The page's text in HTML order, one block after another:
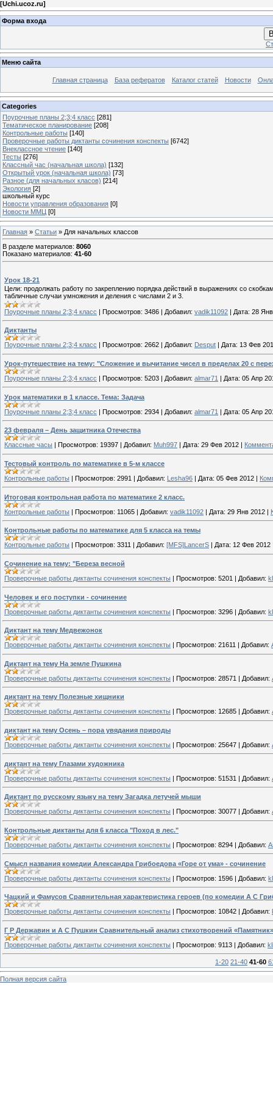
[Uchi.ucoz.ru]
Форма входа
Меню сайта
Главная страница База рефератов Каталог статей Новости
Categories
Поурочные планы 2;3;4 класс [281]
Тематическое планирование [208]
Контрольные работы [140]
Проверочные работы диктанты сочинения конспекты [6742]
Внеклассное чтение [140]
Тесты [276]
Классный час (начальная школа) [132]
Открытый урок (начальная школа) [73]
Разное (для начальных класов) [214]
Экология [2]
школьный курс
Новости управления образования [0]
Новости ММЦ [0]
Главная » Статьи » Для начальных классов
В разделе материалов: 8060
Показано материалов: 41-60
Урок 18-21
Цели: продолжать работу по закреплению порядка действий в выражениях со
табличные случаи умножения и деления с числами 2 и 3.
Поурочные планы 2;3;4 класс | Просмотров: 3486 | Добавил: vadik11092 | Дата: 28
Диктанты
Поурочные планы 2;3;4 класс
Просмотров: 2662 Добавил: Desput Дата: 13 Фев
Урок-путешествие на тему: "Сложение и вычитание чисел в пределах 20 с
Поурочные планы 2;3;4 класс | Просмотров: 5203 | Добавил: almar71 | Дата: 05 Апр
Урок математики в 1 классе. Тема: Задача
Поурочные планы 2;3;4 класс | Просмотров: 2934 | Добавил: almar71 | Дата: 05 Апр
23 февраля – День защитника Отечества
Классные часы
Просмотров: 19397 Добавил: Muh997 Дата: 29 Фев 2012
Тестовый контроль по математике в 5-м классе
Контрольные работы | Просмотров: 2991 | Добавил: Lesha96 | Дата: 05 Фев 2012 |
Итоговая контрольная работа по математике 2 класс.
Контрольные работы | Просмотров: 11065 | Добавил: vadik11092 | Дата: 29 Янв 2012 |
Контрольные работы по математике для 5 класса на темы
Контрольные работы
Просмотров: 3311 Добавил: [MFS]LancerS Дата: 12 Фев 2012
Сочинение на тему: "Береза весной
Проверочные работы диктанты сочинения конспекты | Просмотров: 5201 | Добавил:
Человек и его поступки - сочинение
Проверочные работы диктанты сочинения конспекты | Просмотров: 3296 | Добавил:
Диктант на тему Медвежонок
Проверочные работы диктанты сочинения конспекты | Просмотров: 21611 | Добавил:
Диктант на тему На земле Пушкина
Проверочные работы диктанты сочинения конспекты | Просмотров: 28571 | Добавил:
диктант на тему Полезные хищники
Проверочные работы диктанты сочинения конспекты
Просмотров: 12685 Добавил:
диктант на тему Осень – пора увядания природы
Проверочные работы диктанты сочинения конспекты | Просмотров: 25647 | Добавил:
диктант на тему Глазами художника
Проверочные работы диктанты сочинения конспекты | Просмотров: 51531 | Добавил:
Диктант по русскому языку на тему Загадка летучей мыши
Проверочные работы диктанты сочинения конспекты
Просмотров: 30077 Добавил:
Контрольные диктанты для 6 класса "Поход в лес."
Проверочные работы диктанты сочинения конспекты | Просмотров: 8294 | Добавил:
Смысл названия комедии Александра Грибоедова «Горе от ума» - сочинение
Проверочные работы диктанты сочинения конспекты | Просмотров: 1596 | Добавил:
Чацкий и Фамусов Сравнительная характеристика героев (по комедии А С
Проверочные работы диктанты сочинения конспекты
Просмотров: 10842 Добавил:
Г Р Державин и А С Пушкин Сравнительный анализ стихотворений
Проверочные работы диктанты сочинения конспекты | Просмотров: 9113 | Добавил:
1-20 21-40 41-60
Полная версия сайта